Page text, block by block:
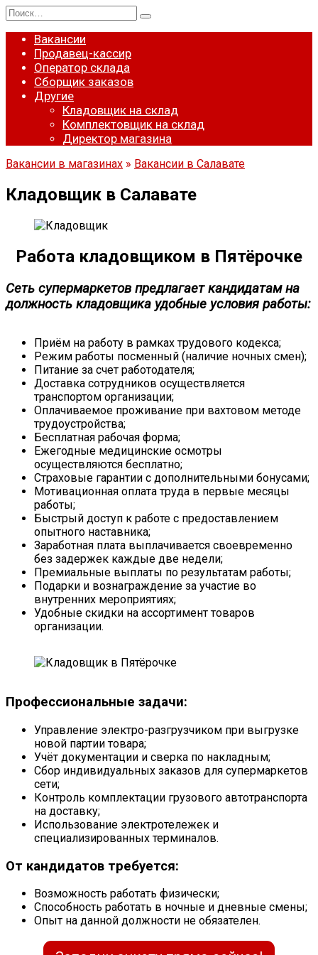
Перейти
к
содержанию
Search
for:
Вакансии
Продавец-кассир
Оператор склада
Сборщик заказов
Другие
Кладовщик на склад
Комплектовщик на склад
Директор магазина
Вакансии в магазинах » Вакансии в Салавате
Кладовщик в Салавате
Работа кладовщиком в Пятёрочке
Сеть супермаркетов предлагает кандидатам на
должность кладовщика удобные условия работы:
Приём на работу в рамках трудового кодекса;
Режим работы посменный (наличие ночных смен);
Питание за счет работодателя;
Доставка сотрудников осуществляется
транспортом организации;
Оплачиваемое проживание при вахтовом методе
трудоустройства;
Бесплатная рабочая форма;
Ежегодные медицинские осмотры
осуществляются бесплатно;
Страховые гарантии с дополнительными бонусами;
Мотивационная оплата труда в первые месяцы
работы;
Быстрый доступ к работе с предоставлением
опытного наставника;
Заработная плата выплачивается своевременно
без задержек каждые две недели;
Премиальные выплаты по результатам работы;
Подарки и вознаграждение за участие во
внутренних мероприятиях;
Удобные скидки на ассортимент товаров
организации.
Профессиональные задачи:
Управление электро-разгрузчиком при выгрузке
новой партии товара;
Учёт документации и сверка по накладным;
Сбор индивидуальных заказов для супермаркетов
сети;
Контроль комплектации грузового автотранспорта
на доставку;
Использование электротележек и
специализированных терминалов.
От кандидатов требуется:
Возможность работать физически;
Способность работать в ночные и дневные смены;
Опыт на данной должности не обязателен.